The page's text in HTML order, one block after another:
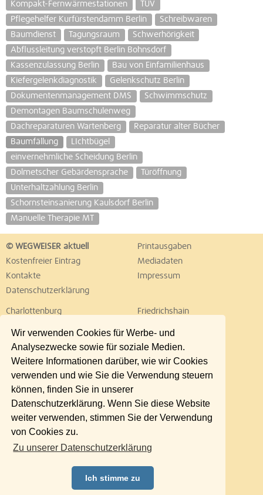
Wir verwenden Cookies für Werbe- und
Analysezwecke sowie für soziale Medien.
Weitere Informationen darüber, wie wir Cookies
verwenden und wie Sie die Verwendung steuern
können, finden Sie in unserer
Datenschutzerklärung. Wenn Sie diese Website
weiter verwenden, stimmen Sie der Verwendung
von Cookies zu.
Zu unserer Datenschutzerklärung
Ich stimme zu
Kompakt-Fernwärmestationen
TÜV
Pflegehelfer Kurfürstendamm Berlin
Schreibwaren
Baumdienst
Tagungsraum
Schwerhörigkeit
Abflussleitung verstopft Berlin Bohnsdorf
Kassenzulassung Berlin
Bau von Einfamilienhaus
Kiefergelenkdiagnostik
Gelenkschutz Berlin
Dokumentenmanagement DMS
Schwimmschutz
Demontagen Baumschulenweg
Dachreparaturen Wartenberg
Reparatur alter Bücher
Baumfällung
LIchtbügel
einvernehmliche Scheidung Berlin
Dolmetscher Gebärdensprache
Türöffnung
Unterhaltzahlung Berlin
Schornsteinsanierung Kaulsdorf Berlin
Manuelle Therapie MT
© WEGWEISER aktuell
Printausgaben
Kostenfreier Eintrag
Mediadaten
Kontakte
Impressum
Datenschutzerklärung
Charlottenburg
Friedrichshain
Lichtenberg
Marzahn
Neukölln
Pankow
Reinickendorf
Schöneberg
Spandau
Steglitz
Tempelhof
Treptow
Umland Ost